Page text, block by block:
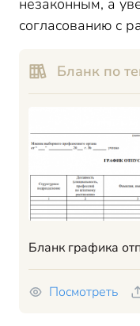
незаконным, а
согласованию с
Бланк по
Бланк графика
Посмотреть